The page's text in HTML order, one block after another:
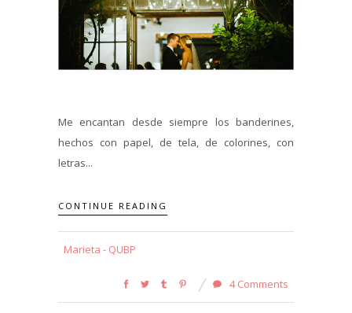
Me encantan desde siempre los banderines,
hechos con papel, de tela, de colorines, con
letras...
CONTINUE READING
Marieta - QUBP
4 Comments